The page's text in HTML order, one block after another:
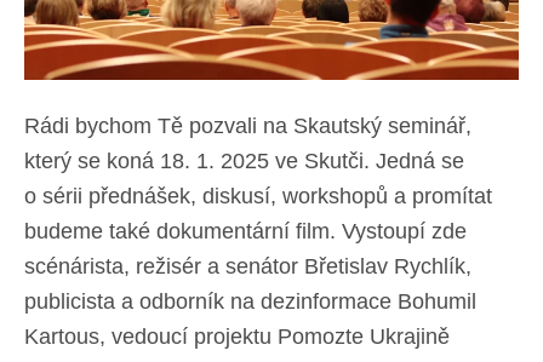
Rádi bychom Tě pozvali na Skautský seminář,
který se koná 18. 1. 2025 ve Skutči. Jedná se
o sérii přednášek, diskusí, workshopů
a promítat budeme také dokumentární film.
Vystoupí zde scénárista, režisér a senátor
Břetislav Rychlík, publicista a odborník na
dezinformace Bohumil Kartous, vedoucí